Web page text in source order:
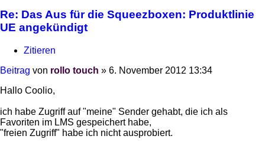
Re: Das Aus für die Squeezboxen: Produktlinie
UE angekündigt
Zitieren
Beitrag von rollo touch » 6. November 2012 13:34
Hallo Coolio,
ich habe Zugriff auf "meine" Sender gehabt, die ich als
Favoriten im LMS gespeichert habe,
"freien Zugriff" habe ich nicht ausprobiert.